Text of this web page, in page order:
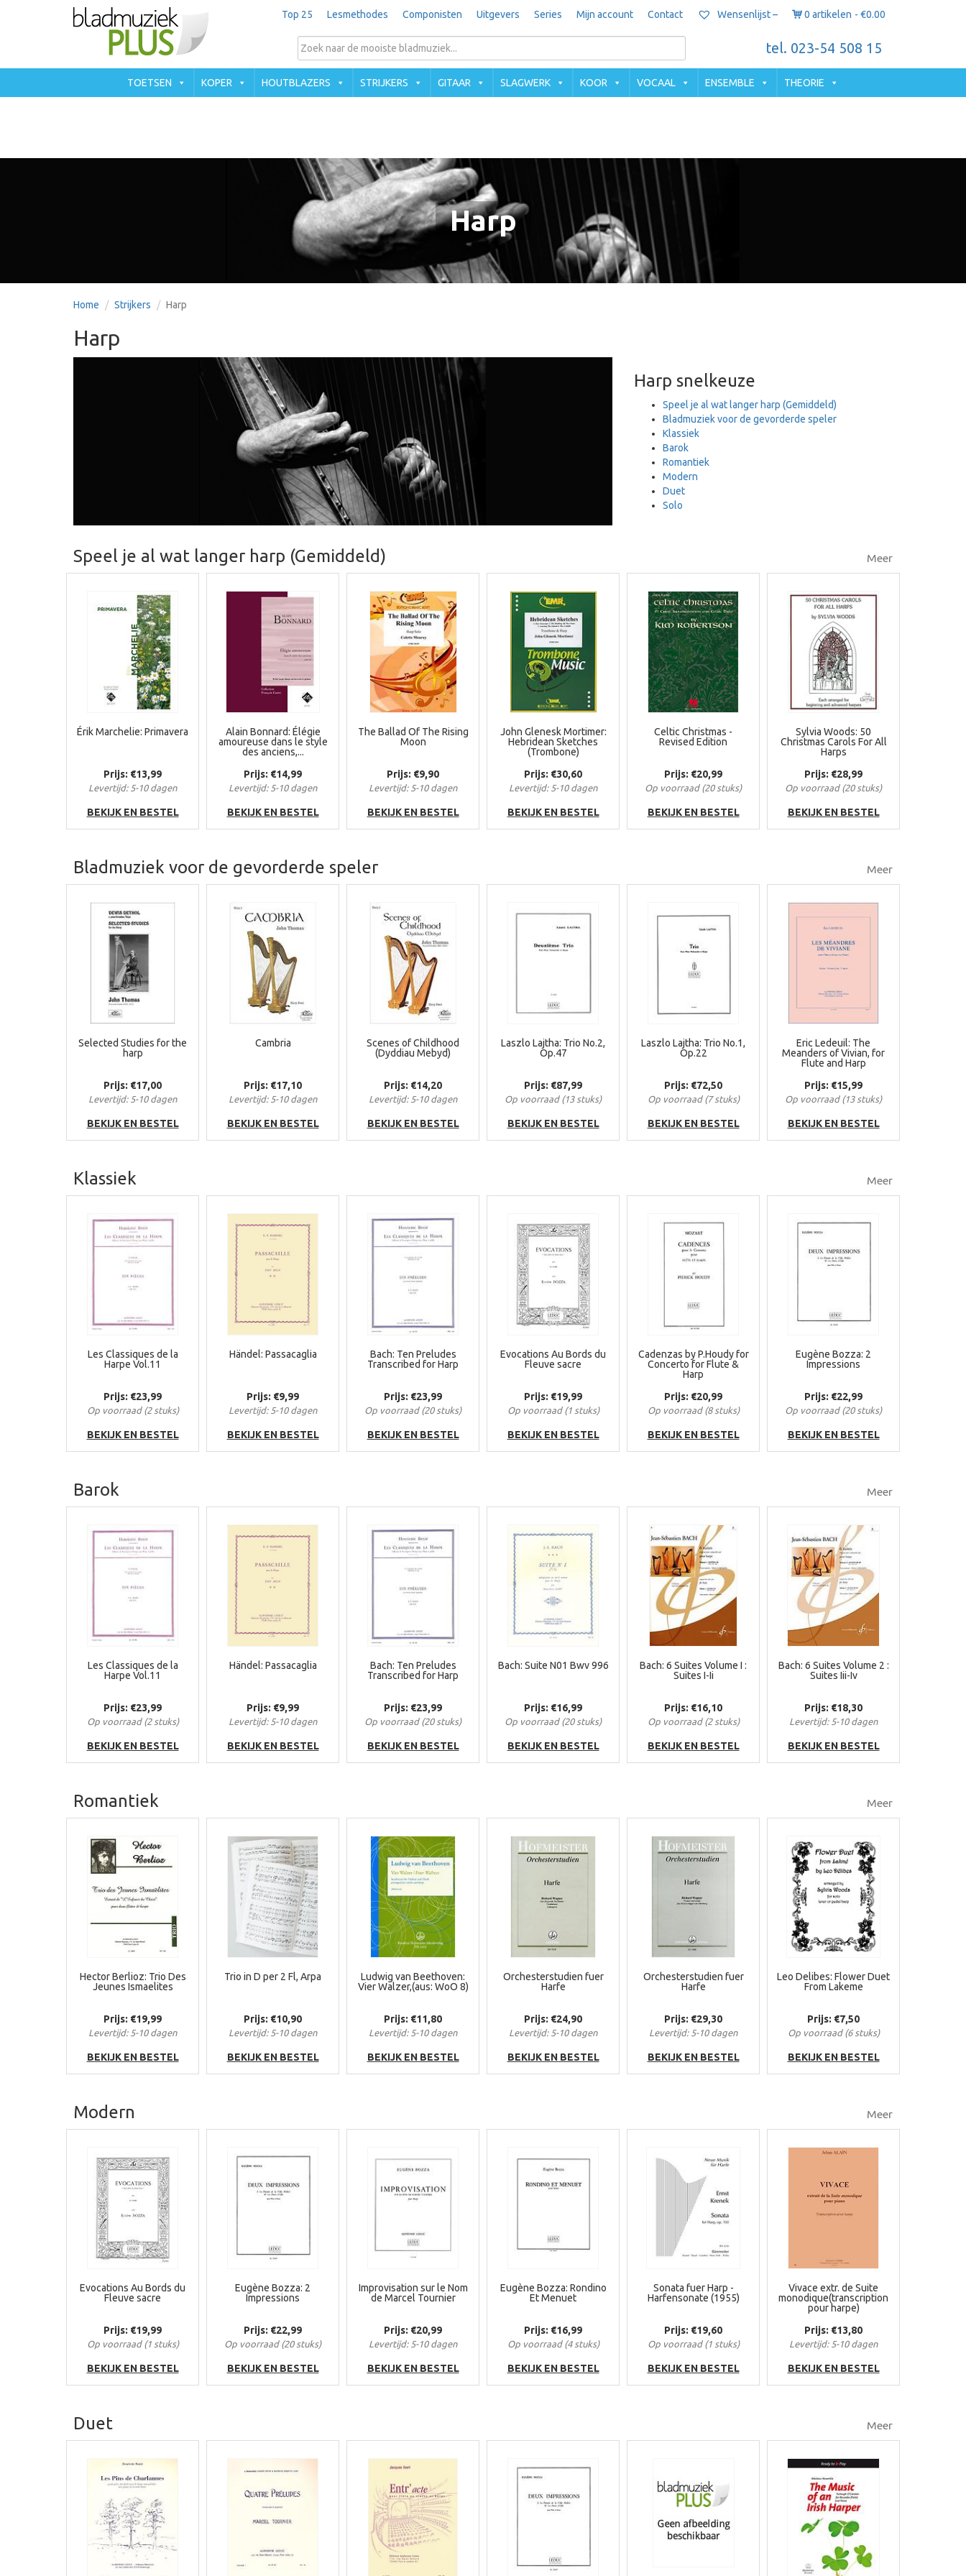
Top 25 Lesmethodes Componisten Uitgevers Series Mijn account Contact Wensenlijst – 0 artikelen €0.00
tel. 023-54 508 15
TOETSEN KOPER HOUTBLAZERS STRIJKERS GITAAR SLAGWERK KOOR VOCAAL ENSEMBLE THEORIE
Harp
Home Strijkers Harp
Harp
Harp snelkeuze
Speel je al wat langer harp (Gemiddeld)
Bladmuziek voor de gevorderde speler
Klassiek
Barok
Romantiek
Modern
Duet
Solo
Meer
Speel je al wat langer harp (Gemiddeld)
Érik Marchelie: Primavera
Prijs: €13,99
Levertijd: 5-10 dagen
BEKIJK EN BESTEL
Alain Bonnard: Élégie
amoureuse dans le style
des anciens,...
Prijs: €14,99
Levertijd: 5-10 dagen
BEKIJK EN BESTEL
The Ballad Of The Rising
Moon
Prijs: €9,90
Levertijd: 5-10 dagen
BEKIJK EN BESTEL
John Glenesk Mortimer:
Hebridean Sketches
(Trombone)
Prijs: €30,60
Levertijd: 5-10 dagen
BEKIJK EN BESTEL
Celtic Christmas -
Revised Edition
Prijs: €20,99
Op voorraad (20 stuks)
BEKIJK EN BESTEL
Sylvia Woods: 50
Christmas Carols For All
Harps
Prijs: €28,99
Op voorraad (20 stuks)
BEKIJK EN BESTEL
Meer
Bladmuziek voor de gevorderde speler
Selected Studies for the
harp
Prijs: €17,00
Levertijd: 5-10 dagen
BEKIJK EN BESTEL
Cambria
Prijs: €17,10
Levertijd: 5-10 dagen
BEKIJK EN BESTEL
Scenes of Childhood
(Dyddiau Mebyd)
Prijs: €14,20
Levertijd: 5-10 dagen
BEKIJK EN BESTEL
Laszlo Lajtha: Trio No.2,
Op.47
Prijs: €87,99
Op voorraad (13 stuks)
BEKIJK EN BESTEL
Laszlo Lajtha: Trio No.1,
Op.22
Prijs: €72,50
Op voorraad (7 stuks)
BEKIJK EN BESTEL
Eric Ledeuil: The
Meanders of Vivian, for
Flute and Harp
Prijs: €15,99
Op voorraad (13 stuks)
BEKIJK EN BESTEL
Meer
Klassiek
Les Classiques de la
Harpe Vol.11
Prijs: €23,99
Op voorraad (2 stuks)
BEKIJK EN BESTEL
Händel: Passacaglia
Prijs: €9,99
Levertijd: 5-10 dagen
BEKIJK EN BESTEL
Bach: Ten Preludes
Transcribed for Harp
Prijs: €23,99
Op voorraad (20 stuks)
BEKIJK EN BESTEL
Evocations Au Bords du
Fleuve sacre
Prijs: €19,99
Op voorraad (1 stuks)
BEKIJK EN BESTEL
Cadenzas by P.Houdy for
Concerto for Flute &
Harp
Prijs: €20,99
Op voorraad (8 stuks)
BEKIJK EN BESTEL
Eugène Bozza: 2
Impressions
Prijs: €22,99
Op voorraad (20 stuks)
BEKIJK EN BESTEL
Meer
Barok
Les Classiques de la
Harpe Vol.11
Prijs: €23,99
Op voorraad (2 stuks)
BEKIJK EN BESTEL
Händel: Passacaglia
Prijs: €9,99
Levertijd: 5-10 dagen
BEKIJK EN BESTEL
Bach: Ten Preludes
Transcribed for Harp
Prijs: €23,99
Op voorraad (20 stuks)
BEKIJK EN BESTEL
Bach: Suite N01 Bwv 996
Prijs: €16,99
Op voorraad (20 stuks)
BEKIJK EN BESTEL
Bach: 6 Suites Volume I :
Suites I-Ii
Prijs: €16,10
Op voorraad (2 stuks)
BEKIJK EN BESTEL
Bach: 6 Suites Volume 2 :
Suites Iii-Iv
Prijs: €18,30
Levertijd: 5-10 dagen
BEKIJK EN BESTEL
Meer
Romantiek
Hector Berlioz: Trio Des
Jeunes Ismaelites
Prijs: €19,99
Levertijd: 5-10 dagen
BEKIJK EN BESTEL
Trio in D per 2 Fl, Arpa
Prijs: €10,90
Levertijd: 5-10 dagen
BEKIJK EN BESTEL
Ludwig van Beethoven:
Vier Walzer,(aus: WoO 8)
Prijs: €11,80
Levertijd: 5-10 dagen
BEKIJK EN BESTEL
Orchesterstudien fuer
Harfe
Prijs: €24,90
Levertijd: 5-10 dagen
BEKIJK EN BESTEL
Orchesterstudien fuer
Harfe
Prijs: €29,30
Levertijd: 5-10 dagen
BEKIJK EN BESTEL
Leo Delibes: Flower Duet
From Lakeme
Prijs: €7,50
Op voorraad (6 stuks)
BEKIJK EN BESTEL
Meer
Modern
Evocations Au Bords du
Fleuve sacre
Prijs: €19,99
Op voorraad (1 stuks)
BEKIJK EN BESTEL
Eugène Bozza: 2
Impressions
Prijs: €22,99
Op voorraad (20 stuks)
BEKIJK EN BESTEL
Improvisation sur le Nom
de Marcel Tournier
Prijs: €20,99
Levertijd: 5-10 dagen
BEKIJK EN BESTEL
Eugène Bozza: Rondino
Et Menuet
Prijs: €16,99
Op voorraad (4 stuks)
BEKIJK EN BESTEL
Sonata fuer Harp -
Harfensonate (1955)
Prijs: €19,60
Op voorraad (1 stuks)
BEKIJK EN BESTEL
Vivace extr. de Suite
monodique(transcription
pour harpe)
Prijs: €13,80
Levertijd: 5-10 dagen
BEKIJK EN BESTEL
Meer
Duet